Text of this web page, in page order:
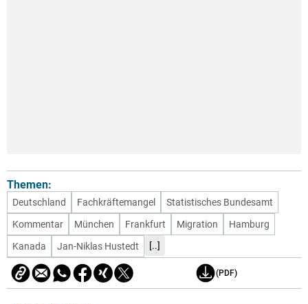
Themen:
Deutschland Fachkräftemangel
Statistisches Bundesamt
Kommentar
München Frankfurt Migration
Hamburg
Kanada
Jan-Niklas Hustedt [..]
(PDF)